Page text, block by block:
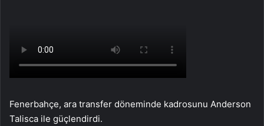
Fenerbahçe, ara transfer döneminde kadrosunu Anderson
Talisca ile güçlendirdi.